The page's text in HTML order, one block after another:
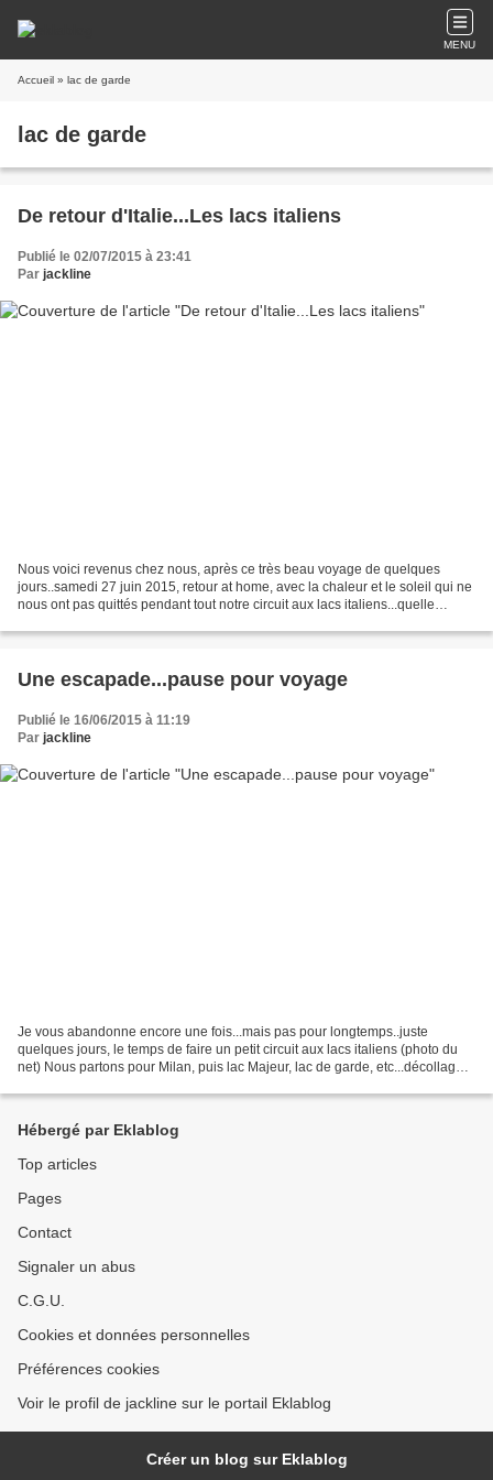
MENU
Accueil » lac de garde
lac de garde
De retour d'Italie...Les lacs italiens
Publié le 02/07/2015 à 23:41
Par jackline
Nous voici revenus chez nous, après ce très beau voyage de quelques
jours..samedi 27 juin 2015, retour at home, avec la chaleur et le soleil qui ne
nous ont pas quittés pendant tout notre circuit aux lacs italiens...quelle
Une escapade...pause pour voyage
Publié le 16/06/2015 à 11:19
Par jackline
Je vous abandonne encore une fois...mais pas pour longtemps..juste
quelques jours, le temps de faire un petit circuit aux lacs italiens (photo du
net) Nous partons pour Milan, puis lac Majeur, lac de garde, etc...décollage
Hébergé par Eklablog
Top articles
Pages
Contact
Signaler un abus
C.G.U.
Cookies et données personnelles
Préférences cookies
Voir le profil de jackline sur le portail Eklablog
Créer un blog sur Eklablog